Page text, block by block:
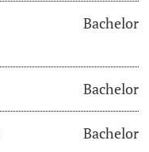
Bachelor
Bachelor
Bachelor